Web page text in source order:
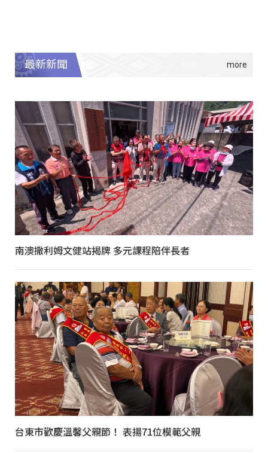
最新新聞
南澳撒利姆文健站揭牌 多元課程陪伴長者
台東市歡慶溫馨父親節！ 表揚71位模範父親